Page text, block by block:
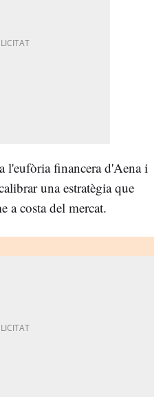
l'eufòria financera d'Aena i
una estratègia que
a costa del mercat.